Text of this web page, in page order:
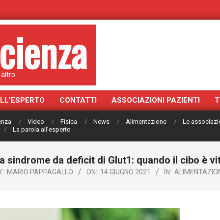
CONTATTI ASSOCIAZIONI PAZIENTI
Video Fisica News Alimentazione
Le
La parola all’esperto
sindrome da deficit di Glut1: quando il cibo è
MARIO PAPPAGALLO ON: 14 GIUGNO 2021 IN: